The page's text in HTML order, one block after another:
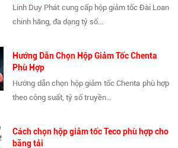
Linh Duy Phát cung cấp hộp giảm tốc Đài Loan
chính hãng, đa dạng tỷ số...
Hướng Dẫn Chọn Hộp Giảm Tốc Chenta
Phù Hợp
Hướng dẫn chọn hộp giảm tốc Chenta phù hợp
theo công suất, tỷ số truyền...
Cách chọn hộp giảm tốc Teco phù hợp cho
băng tải